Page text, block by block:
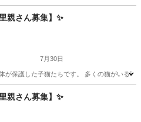
親さん募集】✨
7月30日
保護した子猫たちです。 多くの猫がいる
猫 健康状態
親さん募集】✨